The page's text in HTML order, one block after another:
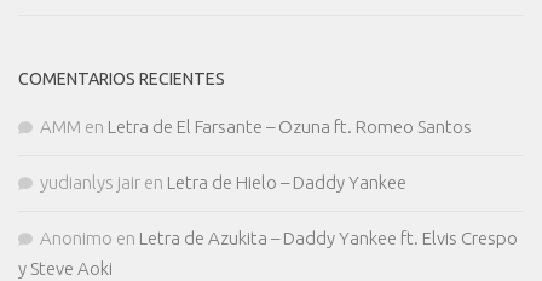
COMENTARIOS RECIENTES
AMM en Letra de El Farsante – Ozuna ft. Romeo Santos
yudianlys jair en Letra de Hielo – Daddy Yankee
Anonimo en Letra de Azukita – Daddy Yankee ft. Elvis Crespo
y Steve Aoki